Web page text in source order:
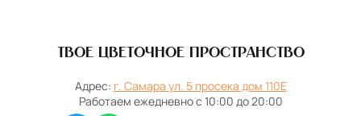
Адрес: г. Самара ул. 5 просека дом 110Е
Работаем ежедневно с 10:00 до 20:00
Твое цветочное пространство